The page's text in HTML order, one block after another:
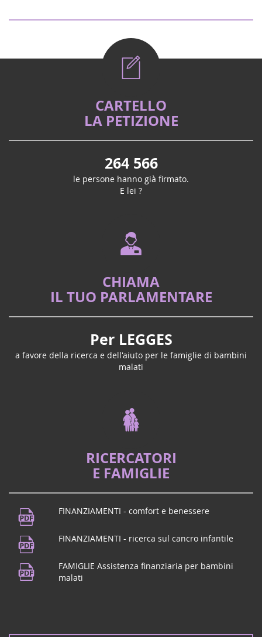
CARTELLO
LA PETIZIONE
264 566
le persone hanno già firmato.
E lei ?
CHIAMA
IL TUO PARLAMENTARE
Per LEGGES
a favore della ricerca e dell'aiuto per le famiglie di bambini
malati
RICERCATORI
E FAMIGLIE
FINANZIAMENTI - comfort e benessere
FINANZIAMENTI - ricerca sul cancro infantile
FAMIGLIE Assistenza finanziaria per bambini
malati